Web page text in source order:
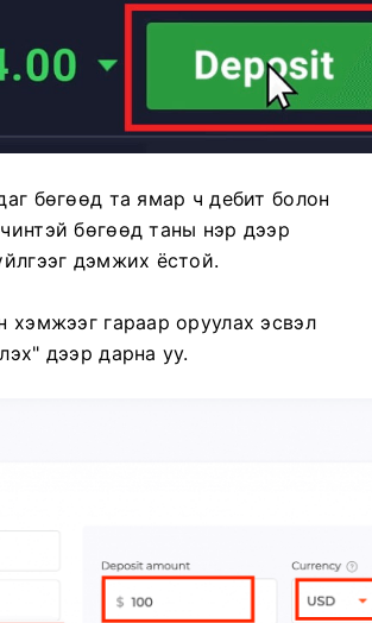
бөгөөд та ямар ч дебит болон
бөгөөд таны нэр дээр
дэмжих ёстой.
гараар оруулах эсвэл
дээр дарна уу.